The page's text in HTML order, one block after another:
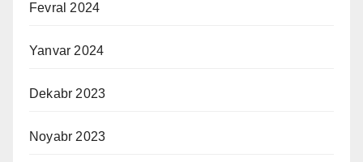
Fevral 2024
Yanvar 2024
Dekabr 2023
Noyabr 2023